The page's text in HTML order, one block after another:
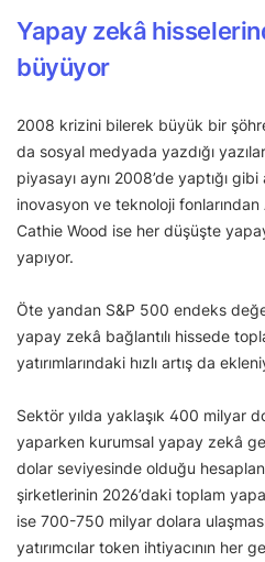
Yapay zekâ
büyüyor
2008 krizini bilerek büyük bir
da sosyal medyada yazdığı
piyasayı aynı 2008’de yaptığı
inovasyon ve teknoloji fonlarından
Cathie Wood ise her düşüşte
yapıyor.
Öte yandan S&P 500 endeks
yapay zekâ bağlantılı hissede
yatırımlarındaki hızlı artış da
Sektör yılda yaklaşık 400 milyar
yaparken kurumsal yapay zekâ
dolar seviyesinde olduğu
şirketlerinin 2026’daki toplam
ise 700-750 milyar dolara
yatırımcılar token ihtiyacının her